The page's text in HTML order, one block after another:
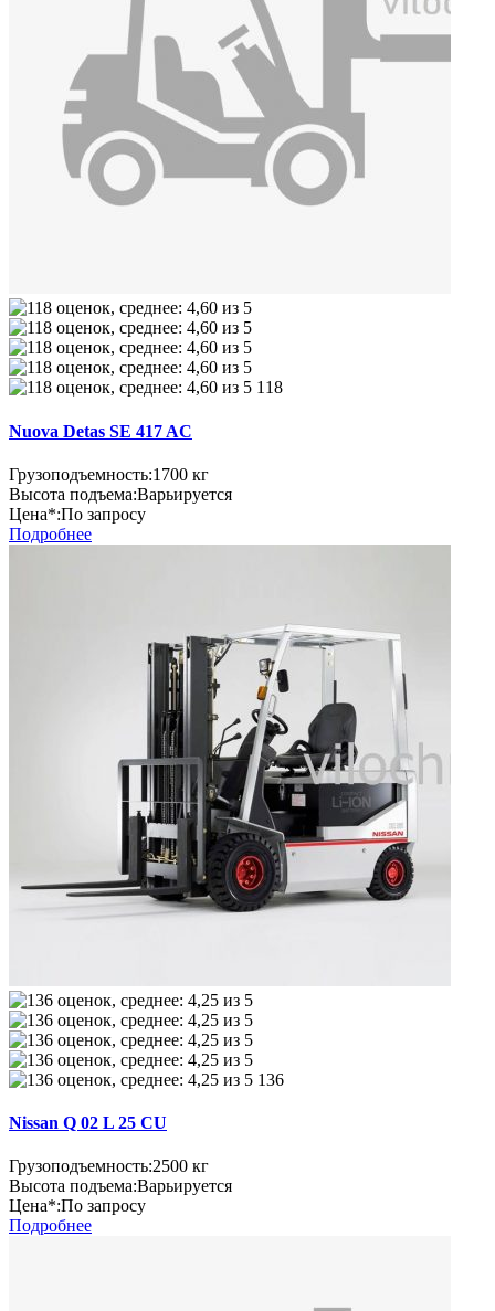
118
Nuova Detas SE 417 AC
Грузоподъемность:1700 кг
Высота подъема:Варьируется
Цена*:По запросу
Подробнее
136
Nissan Q 02 L 25 CU
Грузоподъемность:2500 кг
Высота подъема:Варьируется
Цена*:По запросу
Подробнее